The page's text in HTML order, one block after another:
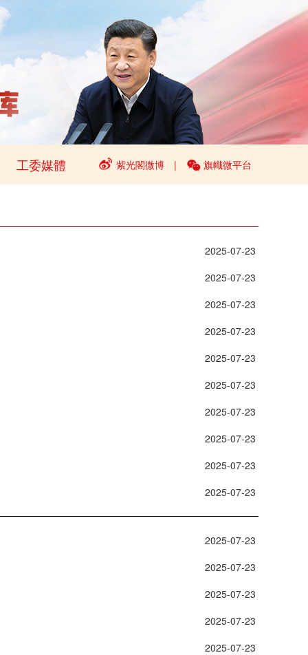
工委媒體 紫光閣微博 | 旗幟微平台
2025-07-23
2025-07-23
2025-07-23
2025-07-23
2025-07-23
2025-07-23
2025-07-23
2025-07-23
2025-07-23
2025-07-23
2025-07-23
2025-07-23
2025-07-23
2025-07-23
2025-07-23